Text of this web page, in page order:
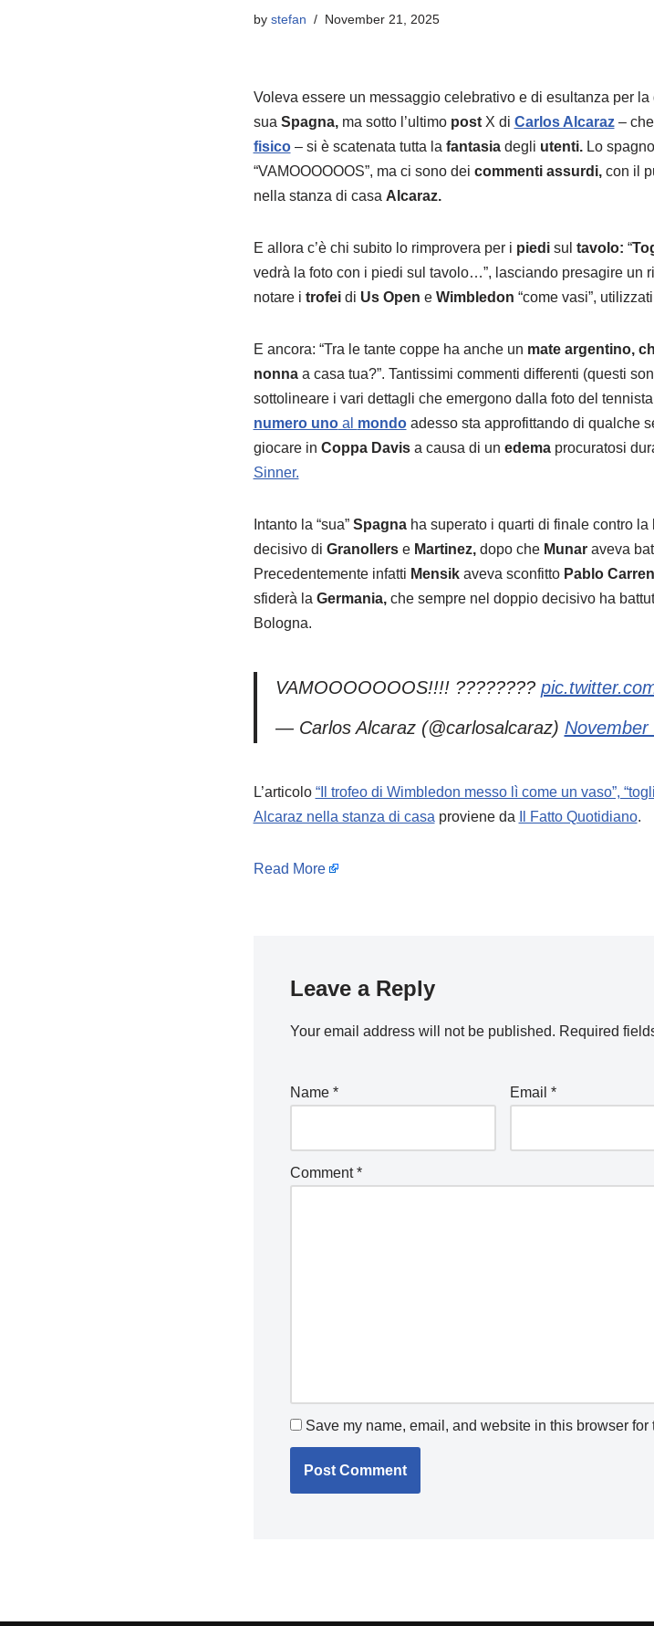
by stefan November 21, 2025
Voleva essere un messaggio celebrativo e di esultanza per
sua Spagna,ma sotto l’ultimo postX di Carlos Alcaraz– che
fisico– si è scatenata tutta la fantasiadegli utenti.Lo
“VAMOOOOOOS”, ma ci sono dei commenti assurdi,con il
nella stanza di casa Alcaraz.
E allora c’è chi subito lo rimprovera per i piedisul tavolo: “
vedrà la foto con i piedi sul tavolo…”, lasciando presagire un
notare i trofeidi Us Open e Wimbledon “come vasi”,
E ancora: “Tra le tante coppe ha anche un mate argentino,
nonnaa casa tua?”. Tantissimi commenti differenti (questi
sottolineare i vari dettagli che emergono dalla foto del
numero unoal mondoadesso sta approfittando di qualche
giocare in Coppa Davisa causa di un edemaprocuratosi
Sinner.
Intanto la “sua” Spagnaha superato i quarti di finale contro la
decisivo di Granollerse Martinez,dopo che Munaraveva
Precedentemente infatti Mensikaveva sconfitto Pablo
sfiderà la Germania,che sempre nel doppio decisivo ha
Bologna.
VAMOOOOOOOS!!!! ????????
— Carlos Alcaraz (@carlosalcaraz)
L’articolo “Il trofeo di Wimbledon messo lì come un vaso”,
Alcaraz nella stanza di casa proviene da Il Fatto Quotidiano.
Read More
Leave a Reply
Your email address will not be published. Required
Name * Email *
Comment*
Save my name, email, and website in this browser for